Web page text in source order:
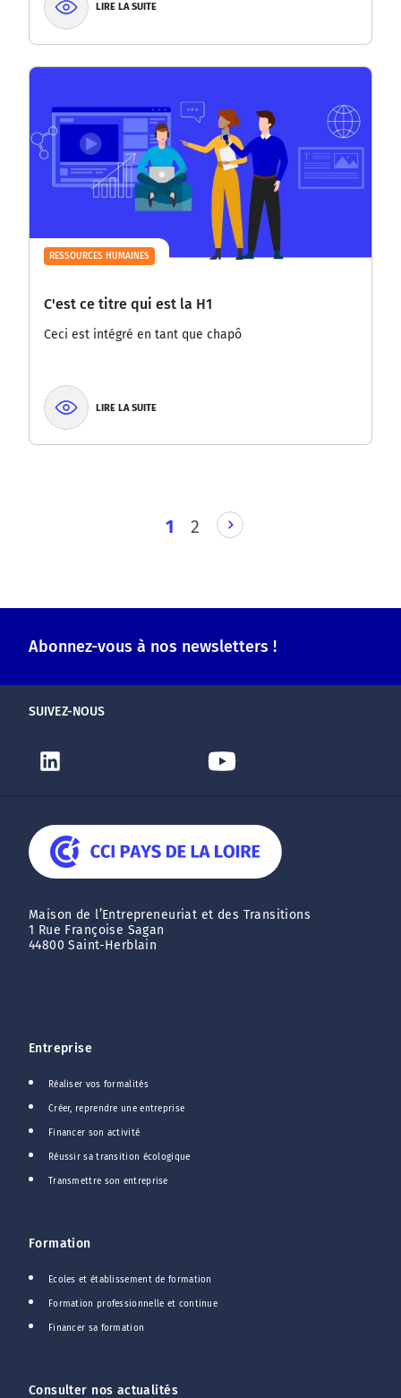
LIRE LA SUITE
RESSOURCES HUMAINES
C'est ce titre qui est la H1
Ceci est intégré en tant que chapô
LIRE LA SUITE
1 2
PAGE
SUIVANTE
Abonnez-vous à nos newsletters !
SUIVEZ-NOUS
Maison de l’Entrepreneuriat et des Transitions
1 Rue Françoise Sagan
44800 Saint-Herblain
Entreprise
Réaliser vos formalités
Créer, reprendre une entreprise
Financer son activité
Réussir sa transition écologique
Transmettre son entreprise
Formation
Ecoles et établissement de formation
Formation professionnelle et continue
Financer sa formation
Consulter nos actualités